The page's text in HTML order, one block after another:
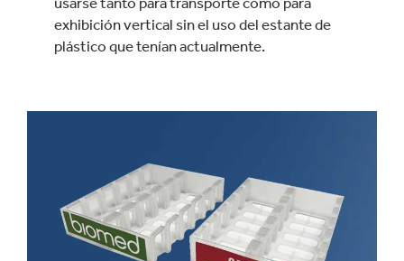
exhibición vertical sin el uso del estante de
plástico que tenían actualmente.